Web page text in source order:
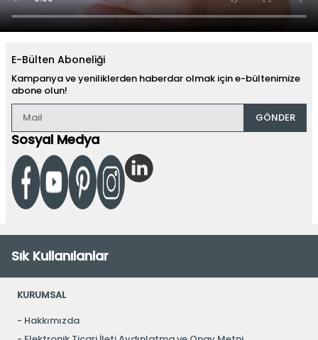
E-Bülten Aboneliği
Kampanya ve yeniliklerden haberdar olmak için e-bültenimize
abone olun!
GÖNDER
Sosyal Medya
Sık Kullanılanlar
KURUMSAL
Hakkımızda